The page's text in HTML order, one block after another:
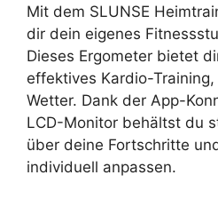
Mit dem SLUNSE
dir dein eigenes
Dieses Ergometer bietet
effektives Kardio-
Wetter. Dank der App-
LCD-Monitor behältst du
über deine Fortschritte
individuell anpassen.